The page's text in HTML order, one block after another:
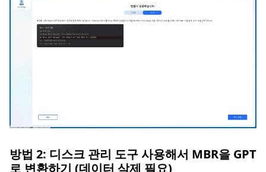
방법 2: 디스크 관리 도구 사용해서 MBR을 GPT
로 변환하기 (데이터 삭제 필요)